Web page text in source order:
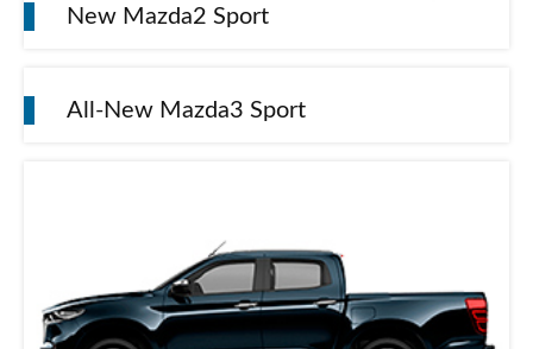
New Mazda2 Sport
All-New Mazda3 Sport